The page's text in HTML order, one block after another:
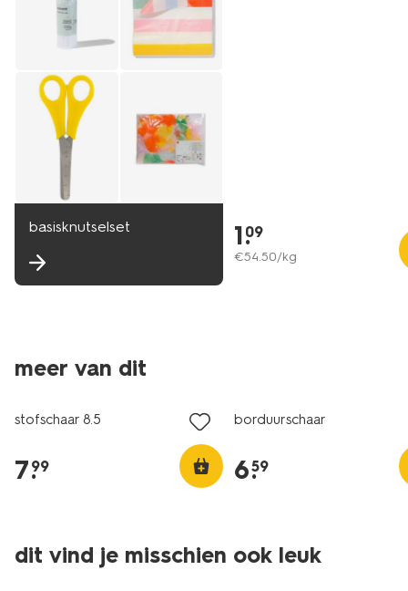
basisknutselset 1.
09
€54.50/kg
meer van dit
2+1 gratis
met je HEMA pas
stofschaar 8.5
7.
99
borduurschaar
6.
59
dit vind je misschien ook leuk